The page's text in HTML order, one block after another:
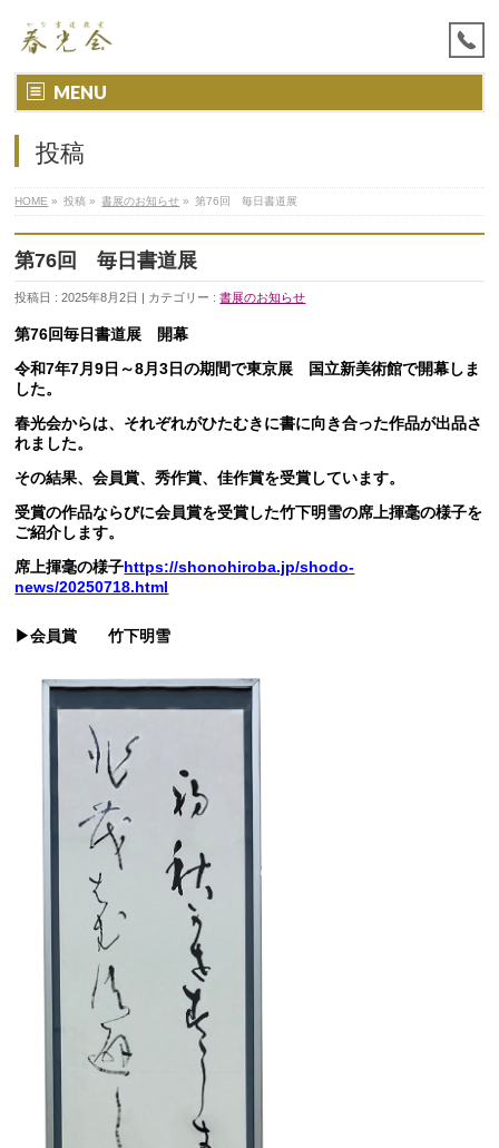
MENU
投稿
HOME » 投稿 » 書展のお知らせ » 第76回 毎日書道展
第76回 毎日書道展
投稿日 : 2025年8月2日 | カテゴリー :書展のお知らせ
第76回毎日書道展 開幕
令和7年7月9日～8月3日の期間で東京展 国立新美術館で開幕しま
した。
春光会からは、それぞれがひたむきに書に向き合った作品が出品さ
れました。
その結果、会員賞、秀作賞、佳作賞を受賞しています。
受賞の作品ならびに会員賞を受賞した竹下明雪の席上揮毫の様子を
ご紹介します。
席上揮毫の様子https://shonohiroba.jp/shodo-
news/20250718.html
▶会員賞 竹下明雪